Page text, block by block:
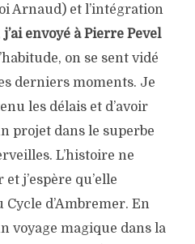
Arnaud) et l’intégration
j’ai envoyé à Pierre Pevel
on se sent vidé
derniers moments. Je
les délais et d’avoir
projet dans le superbe
L’histoire ne
j’espère qu’elle
d’Ambremer. En
voyage magique dans la